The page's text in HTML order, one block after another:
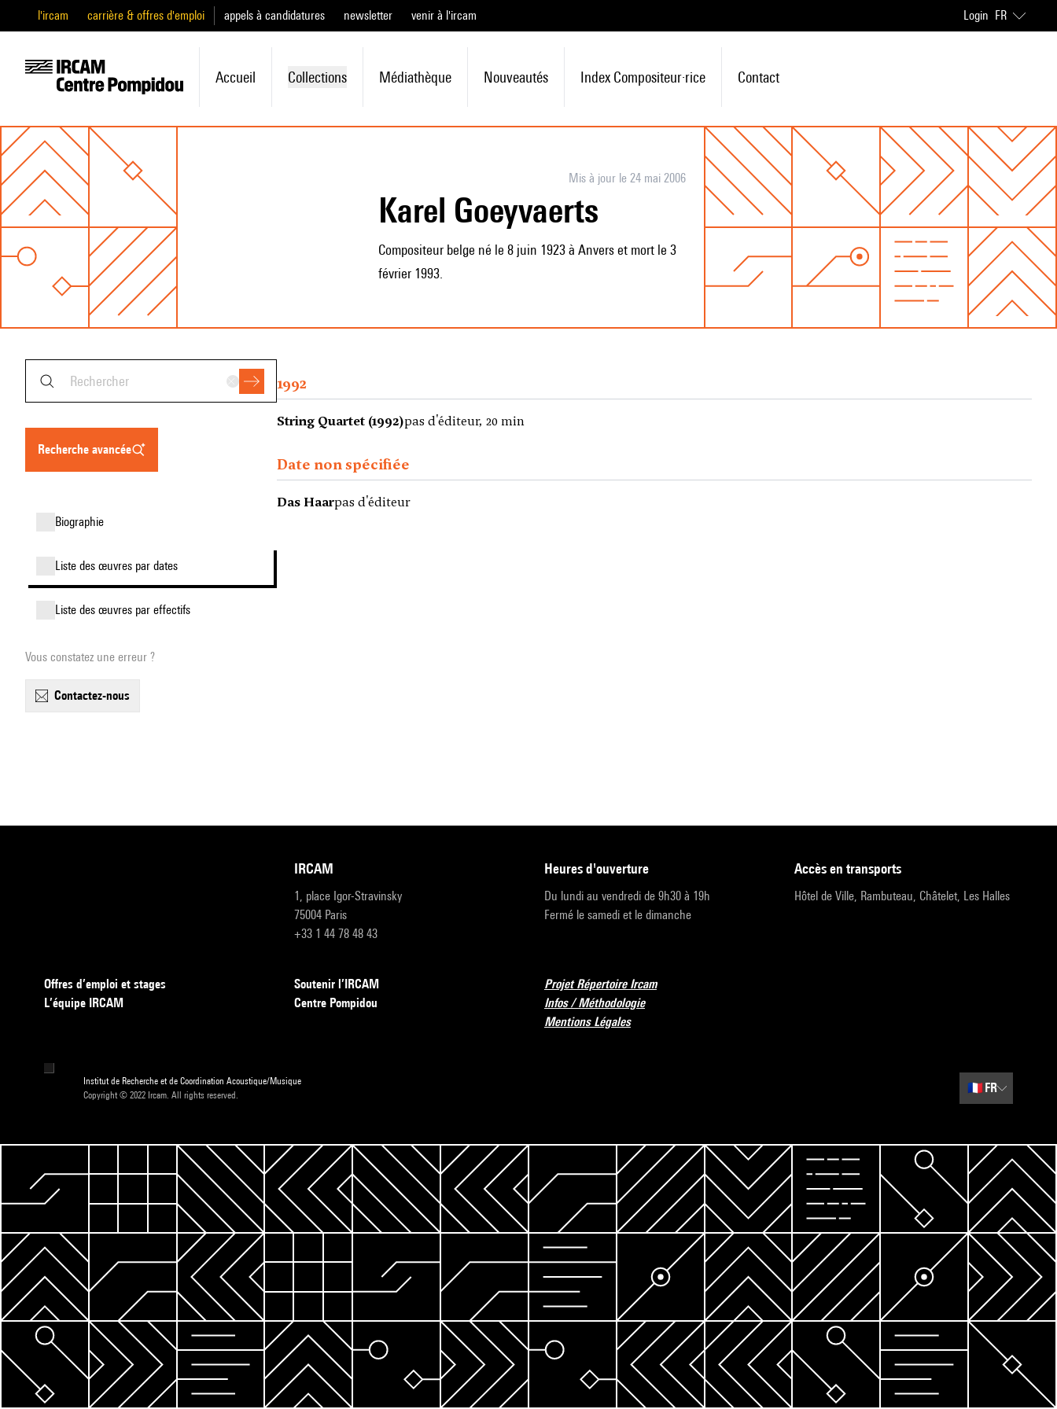
l'ircam carrière & offres d'emploi appels à candidatures newsletter venir à l'ircam Login FR
Accueil Collections Médiathèque Nouveautés Index Compositeur·rice Contact
Mis à jour le 24 mai 2006
Karel Goeyvaerts
Compositeur belge né le 8 juin 1923 à Anvers et mort le 3
février 1993.
recherche avancée
biographie
liste des œuvres par dates
liste des œuvres par effectifs
Vous constatez une erreur ?
contactez-nous
1992
String Quartet (1992)pas d'éditeur, 20 min
Date non spécifiée
Das Haarpas d'éditeur
IRCAM
1, place Igor-Stravinsky
75004 Paris
+33 1 44 78 48 43
heures d'ouverture
Du lundi au vendredi de 9h30 à 19h
Fermé le samedi et le dimanche
accès en transports
Hôtel de Ville, Rambuteau, Châtelet, Les Halles
Offres d’emploi et stages
L’équipe IRCAM
Soutenir l’IRCAM
Centre Pompidou
Projet Répertoire Ircam
Infos / Méthodologie
Mentions Légales
Institut de Recherche et de Coordination Acoustique/Musique
Copyright © 2022 Ircam. All rights reserved.
🇫🇷 FR